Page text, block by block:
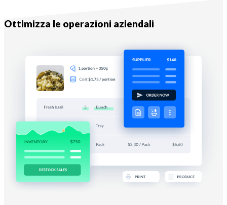
Ottimizza le operazioni aziendali